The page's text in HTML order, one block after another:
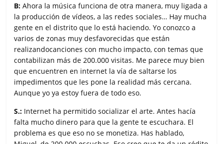
B: Ahora la música funciona de otra manera, muy ligada a
la producción de vídeos, a las redes sociales… Hay mucha
gente en el distrito que lo está haciendo. Yo conozco a
varios de zonas muy desfavorecidas que están
realizandocanciones con mucho impacto, con temas que
contabilizan más de 200.000 visitas. Me parece muy bien
que encuentren en internet la vía de saltarse los
impedimentos que les pone la realidad más cercana.
Aunque yo ya estoy fuera de todo eso.
S.: Internet ha permitido socializar el arte. Antes hacía
falta mucho dinero para que la gente te escuchara. El
problema es que eso no se monetiza. Has hablado,